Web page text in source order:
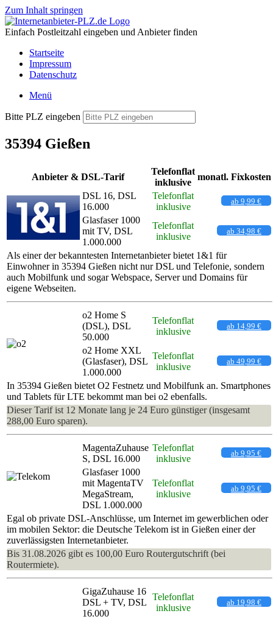
Zum Inhalt springen
Einfach Postleitzahl eingeben und Anbieter finden
Startseite
Impressum
Datenschutz
Menü
Bitte PLZ eingeben
35394 Gießen
Anbieter & DSL-Tarif
Telefonflat
inklusive
monatl. Fixkosten
DSL 16, DSL
16.000
Telefonflat
inklusive
ab 9,99 €
Glasfaser 1000
mit TV, DSL
1.000.000
Telefonflat
inklusive
ab 34,98 €
Als einer der bekanntesten Internetanbieter bietet 1&1 für
Einwohner in 35394 Gießen nicht nur DSL und Telefonie, sondern
auch Mobilfunk und sogar Webspace, Server und Domains für
eigene Webseiten.
o2 Home S
(DSL), DSL
50.000
Telefonflat
inklusive
ab 14,99 €
o2 Home XXL
(Glasfaser), DSL
1.000.000
Telefonflat
inklusive
ab 49,99 €
In 35394 Gießen bietet O2 Festnetz und Mobilfunk an. Smartphones
und Tablets für LTE bekommt man bei o2 ebenfalls.
Dieser Tarif ist 12 Monate lang je 24 Euro günstiger (insgesamt
288,00 Euro sparen).
MagentaZuhause
S, DSL 16.000
Telefonflat
inklusive
ab 9,95 €
Glasfaser 1000
mit MagentaTV
MegaStream,
DSL 1.000.000
Telefonflat
inklusive
ab 9,95 €
Egal ob private DSL-Anschlüsse, um Internet im gewerblichen oder
im mobilen Sektor: die Deutsche Telekom ist in Gießen einer der
zuverlässigsten Internetanbieter.
Bis 31.08.2026 gibt es 100,00 Euro Routergutschrift (bei
Routermiete).
GigaZuhause 16
DSL + TV, DSL
16.000
Telefonflat
inklusive
ab 19,98 €